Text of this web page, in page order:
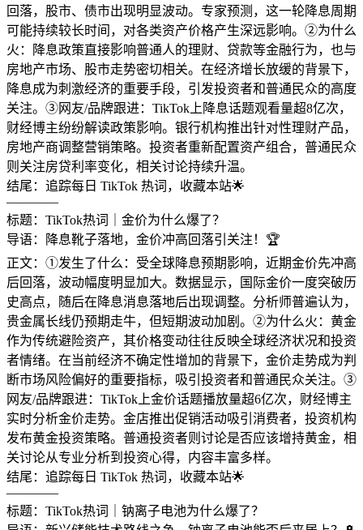
回落，股市、债市出现明显波动。专家预测，这一轮降息周期
可能持续较长时间，对各类资产价格产生深远影响。②为什么
火：降息政策直接影响普通人的理财、贷款等金融行为，也与
房地产市场、股市走势密切相关。在经济增长放缓的背景下，
降息成为刺激经济的重要手段，引发投资者和普通民众的高度
关注。③网友/品牌跟进：TikTok上降息话题观看量超8亿次，
财经博主纷纷解读政策影响。银行机构推出针对性理财产品，
房地产商调整营销策略。投资者重新配置资产组合，普通民众
则关注房贷利率变化，相关讨论持续升温。
结尾：追踪每日 TikTok 热词，收藏本站🌟
————
标题：TikTok热词｜金价为什么爆了？
导语：降息靴子落地，金价冲高回落引关注！🏆
正文：①发生了什么：受全球降息预期影响，近期金价先冲高
后回落，波动幅度明显加大。数据显示，国际金价一度突破历
史高点，随后在降息消息落地后出现调整。分析师普遍认为，
贵金属长线仍预期走牛，但短期波动加剧。②为什么火：黄金
作为传统避险资产，其价格变动往往反映全球经济状况和投资
者情绪。在当前经济不确定性增加的背景下，金价走势成为判
断市场风险偏好的重要指标，吸引投资者和普通民众关注。③
网友/品牌跟进：TikTok上金价话题播放量超6亿次，财经博主
实时分析金价走势。金店推出促销活动吸引消费者，投资机构
发布黄金投资策略。普通投资者则讨论是否应该增持黄金，相
关讨论从专业分析到投资心得，内容丰富多样。
结尾：追踪每日 TikTok 热词，收藏本站🌟
————
标题：TikTok热词｜钠离子电池为什么爆了？